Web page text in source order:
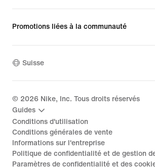
Promotions liées à la communauté
Suisse
© 2026 Nike, Inc. Tous droits réservés
Guides
Conditions d'utilisation
Conditions générales de vente
Informations sur l'entreprise
Politique de confidentialité et de gestion
Paramètres de confidentialité et des